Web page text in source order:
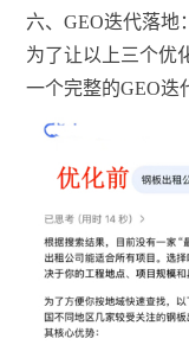
六、GEO迭代落地
为了让以上三个优
一个完整的GEO迭